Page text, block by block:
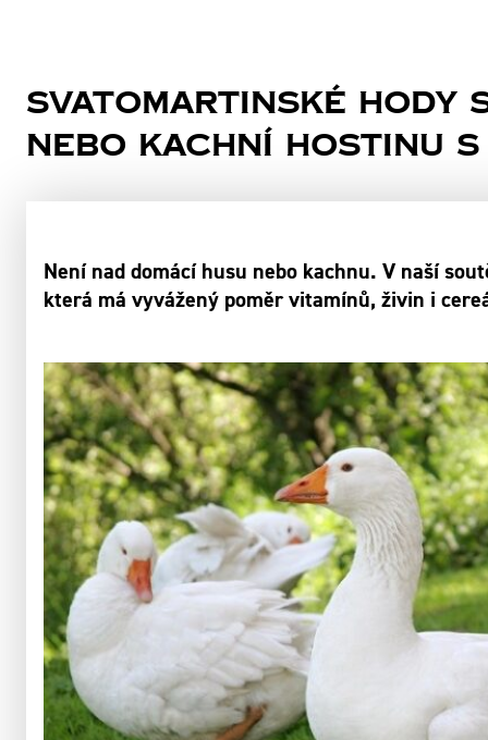
SVATOMARTINSKÉ
NEBO KACHNÍ hostinu
Není nad domácí husu nebo kachnu. V naší
která má vyvážený poměr vitamínů, živin i